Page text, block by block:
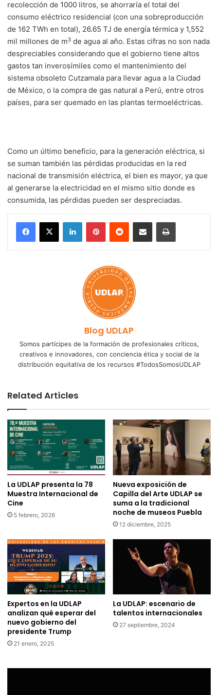
recolección de 1000 litros, se ahorraría el total del
consumo eléctrico residencial (con una sobreproducción
de 162 TWh en total), 26.65 TJ de energía térmica y 1,552
mil millones de m3 de agua al año. Estas cifras no son nada
despreciables considerando que el gobierno tiene altos
gastos tan inverosímiles como el mantenimiento del
sistema obsoleto Cutzamala para llevar agua a la Ciudad
de México, o la compra de gas natural a Perú, entre otros
países, para ser quemado en las plantas termoeléctricas.
Como un último beneficio, para la generación eléctrica, si
se suman también las pérdidas producidas en la red
nacional de transmisión eléctrica, el bien es mayor, ya que
al generarse la electricidad en el mismo sitio donde es
consumida, las pérdidas pueden ser despreciadas.
LinkedInPinterestReddit Share via Email Print
Blog UDLAP
Somos partícipes de la formación de profesionales críticos,
creativos e innovadores, con conciencia ética y social de la
distribución equitativa de los recursos #TodosSomosUDLAP
Related Articles
La UDLAP presenta la 78
Muestra Internacional de
Cine
5 febrero, 2026
Nueva exposición de
Capilla del Arte UDLAP se
suma a la tradicional
noche de museos Puebla
12 diciembre, 2025
Expertos en la UDLAP
analizan qué esperar del
nuevo gobierno del
presidente Trump
21 enero, 2025
La UDLAP: escenario de
talentos internacionales
27 septiembre, 2024